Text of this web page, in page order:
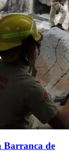
Barranca de